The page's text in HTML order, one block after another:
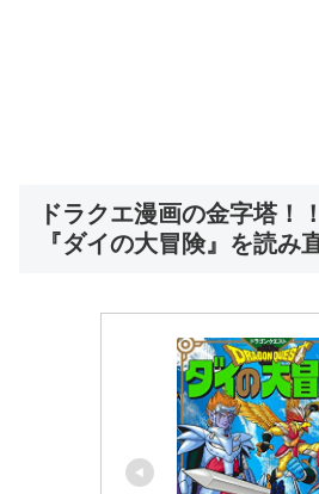
ドラクエ漫画の金字塔！！
『ダイの大冒険』を読み